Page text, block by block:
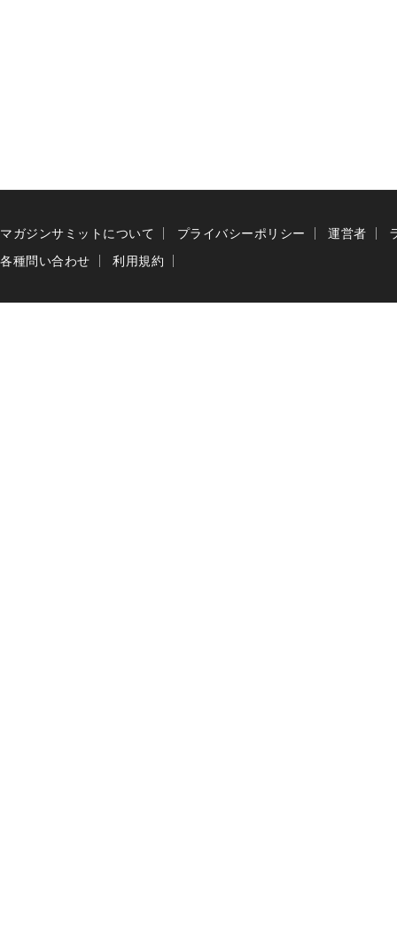
マガジンサミットについて プライバシーポリシー 運営者
各種問い合わせ
利用規約